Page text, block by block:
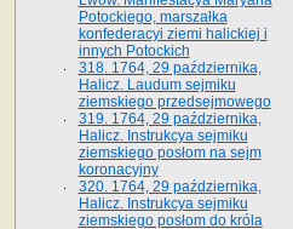
Potockiego, marszałka
konfederacyi ziemi halickiej i
innych Potockich
318. 1764, 29 października,
Halicz. Laudum sejmiku
ziemskiego przedsejmowego
319. 1764, 29 października,
Halicz. Instrukcya sejmiku
ziemskiego posłom na sejm
koronacyjny
320. 1764, 29 października,
Halicz. Instrukcya sejmiku
ziemskiego posłom do króla